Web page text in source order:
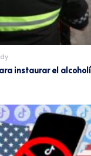
instaurar el